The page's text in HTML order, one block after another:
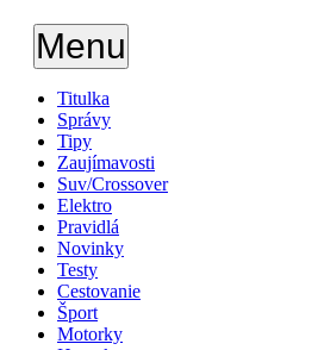
Menu
Titulka
Správy
Tipy
Zaujímavosti
Suv/Crossover
Elektro
Pravidlá
Novinky
Testy
Cestovanie
Šport
Motorky